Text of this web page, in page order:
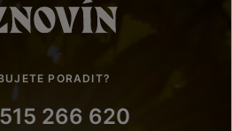
PORADIT?
266 620